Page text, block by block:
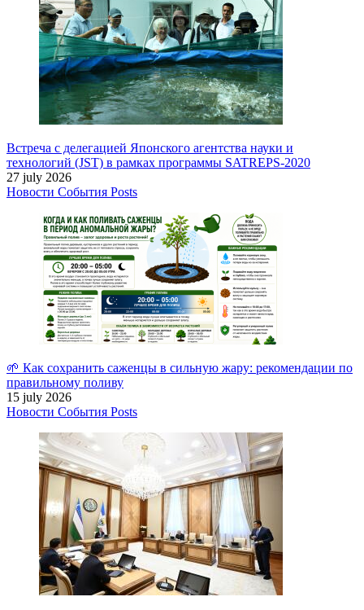
Встреча с делегацией Японского агентства науки и
технологий (JST) в рамках программы SATREPS-2020
27 july 2026
Новости События Posts
🌱 Как сохранить саженцы в сильную жару: рекомендации по
правильному поливу
15 july 2026
Новости События Posts